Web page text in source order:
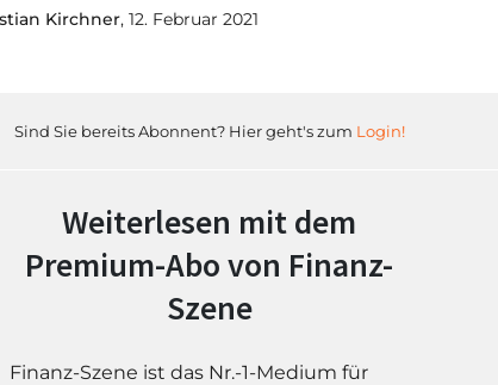
Kirchner, 12. Februar 2021
Sind Sie bereits Abonnent? Hier geht's zum Login!
Weiterlesen mit dem
Premium-Abo von Finanz-
Szene
Finanz-Szene ist das Nr.-1-Medium für